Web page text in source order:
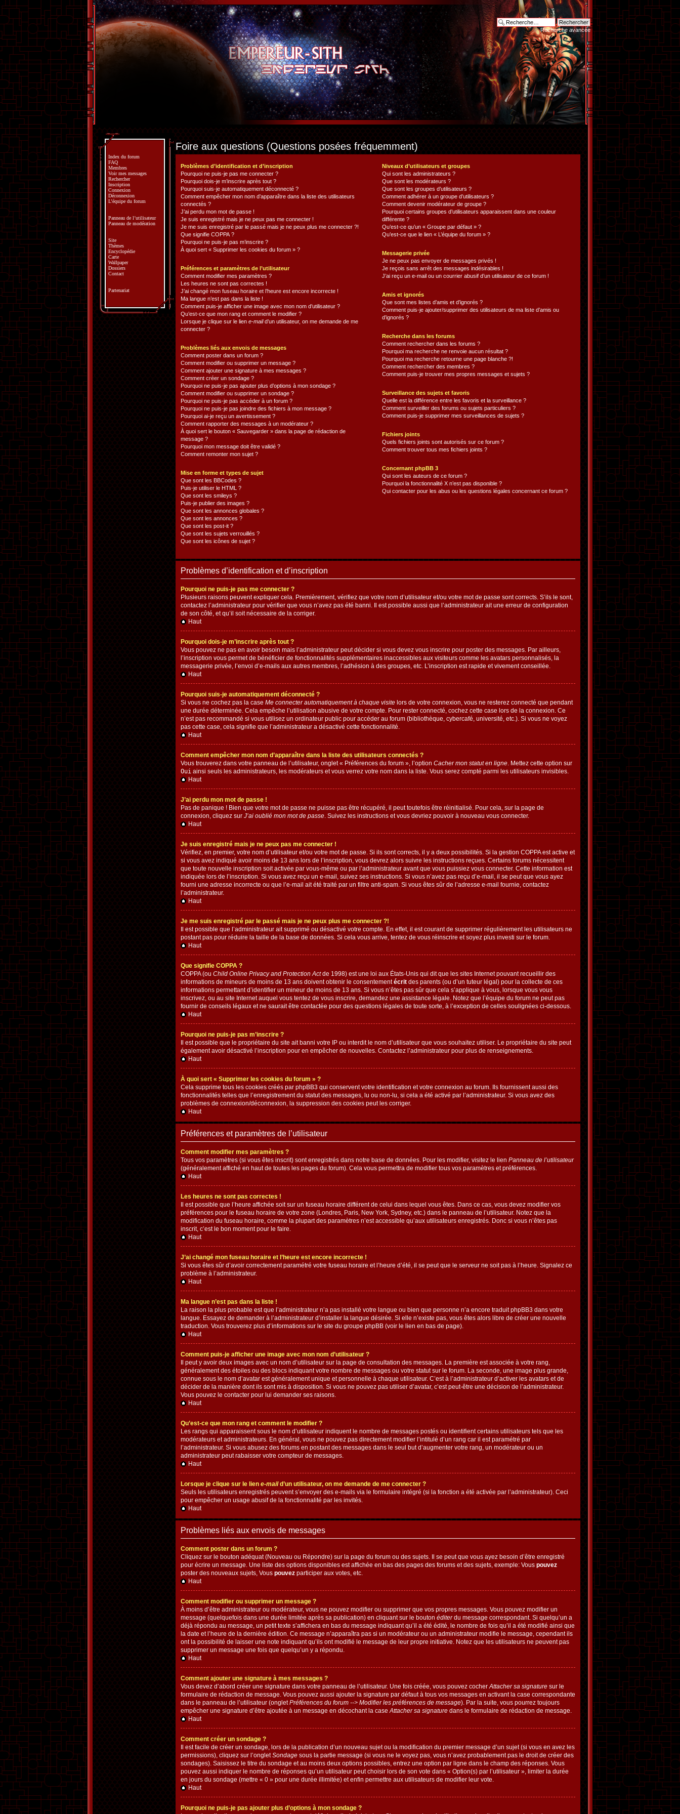
Recherche avancée
Foire aux questions (Questions posées fréquemment)
Problèmes d’identification et d’inscription
Pourquoi ne puis-je pas me connecter ?
Pourquoi dois-je m’inscrire après tout ?
Pourquoi suis-je automatiquement déconnecté ?
Comment empêcher mon nom d’apparaître dans la liste des utilisateurs
connectés ?
J’ai perdu mon mot de passe !
Je suis enregistré mais je ne peux pas me connecter !
Je me suis enregistré par le passé mais je ne peux plus me connecter ?!
Que signifie COPPA ?
Pourquoi ne puis-je pas m’inscrire ?
À quoi sert « Supprimer les cookies du forum » ?
Préférences et paramètres de l’utilisateur
Comment modifier mes paramètres ?
Les heures ne sont pas correctes !
J’ai changé mon fuseau horaire et l’heure est encore incorrecte !
Ma langue n’est pas dans la liste !
Comment puis-je afficher une image avec mon nom d’utilisateur ?
Qu’est-ce que mon rang et comment le modifier ?
Lorsque je clique sur le lien e-maild’un utilisateur, on me demande de me
connecter ?
Problèmes liés aux envois de messages
Comment poster dans un forum ?
Comment modifier ou supprimer un message ?
Comment ajouter une signature à mes messages ?
Comment créer un sondage ?
Pourquoi ne puis-je pas ajouter plus d’options à mon sondage ?
Comment modifier ou supprimer un sondage ?
Pourquoi ne puis-je pas accéder à un forum ?
Pourquoi ne puis-je pas joindre des fichiers à mon message ?
Pourquoi ai-je reçu un avertissement ?
Comment rapporter des messages à un modérateur ?
À quoi sert le bouton « Sauvegarder » dans la page de rédaction de
message ?
Pourquoi mon message doit être validé ?
Comment remonter mon sujet ?
Mise en forme et types de sujet
Que sont les BBCodes ?
Puis-je utiliser le HTML ?
Que sont les smileys ?
Puis-je publier des images ?
Que sont les annonces globales ?
Que sont les annonces ?
Que sont les post-it ?
Que sont les sujets verrouillés ?
Que sont les icônes de sujet ?
Niveaux d’utilisateurs et groupes
Qui sont les administrateurs ?
Que sont les modérateurs ?
Que sont les groupes d’utilisateurs ?
Comment adhérer à un groupe d’utilisateurs ?
Comment devenir modérateur de groupe ?
Pourquoi certains groupes d’utilisateurs apparaissent dans une couleur
différente ?
Qu’est-ce qu’un « Groupe par défaut » ?
Qu’est-ce que le lien « L’équipe du forum » ?
Messagerie privée
Je ne peux pas envoyer de messages privés !
Je reçois sans arrêt des messages indésirables !
J’ai reçu un e-mail ou un courrier abusif d’un utilisateur de ce forum !
Amis et ignorés
Que sont mes listes d’amis et d’ignorés ?
Comment puis-je ajouter/supprimer des utilisateurs de ma liste d’amis ou
d’ignorés ?
Recherche dans les forums
Comment rechercher dans les forums ?
Pourquoi ma recherche ne renvoie aucun résultat ?
Pourquoi ma recherche retourne une page blanche ?!
Comment rechercher des membres ?
Comment puis-je trouver mes propres messages et sujets ?
Surveillance des sujets et favoris
Quelle est la différence entre les favoris et la surveillance ?
Comment surveiller des forums ou sujets particuliers ?
Comment puis-je supprimer mes surveillances de sujets ?
Fichiers joints
Quels fichiers joints sont autorisés sur ce forum ?
Comment trouver tous mes fichiers joints ?
Concernant phpBB 3
Qui sont les auteurs de ce forum ?
Pourquoi la fonctionnalité X n’est pas disponible ?
Qui contacter pour les abus ou les questions légales concernant ce forum ?
Problèmes d’identification et d’inscription
Pourquoi ne puis-je pas me connecter ?
Plusieurs raisons peuvent expliquer cela. Premièrement, vérifiez que votre nom d’utilisateur et/ou votre mot de passe sont corrects. S’ils le sont,
contactez l’administrateur pour vérifier que vous n’avez pas été banni. Il est possible aussi que l’administrateur ait une erreur de configuration
de son côté, et qu’il soit nécessaire de la corriger.
Haut
Pourquoi dois-je m’inscrire après tout ?
Vous pouvez ne pas en avoir besoin mais l’administrateur peut décider si vous devez vous inscrire pour poster des messages. Par ailleurs,
l’inscription vous permet de bénéficier de fonctionnalités supplémentaires inaccessibles aux visiteurs comme les avatars personnalisés, la
messagerie privée, l’envoi d’e-mails aux autres membres, l’adhésion à des groupes, etc. L’inscription est rapide et vivement conseillée.
Haut
Pourquoi suis-je automatiquement déconnecté ?
Si vous ne cochez pas la case Me connecter automatiquement à chaque visite lors de votre connexion, vous ne resterez connecté que pendant
une durée déterminée. Cela empêche l’utilisation abusive de votre compte. Pour rester connecté, cochez cette case lors de la connexion. Ce
n’est pas recommandé si vous utilisez un ordinateur public pour accéder au forum (bibliothèque, cybercafé, université, etc.). Si vous ne voyez
pas cette case, cela signifie que l’administrateur a désactivé cette fonctionnalité.
Haut
Comment empêcher mon nom d’apparaître dans la liste des utilisateurs connectés ?
Vous trouverez dans votre panneau de l’utilisateur, onglet « Préférences du forum », l’option Cacher mon statut en ligne. Mettez cette option sur
Oui ainsi seuls les administrateurs, les modérateurs et vous verrez votre nom dans la liste. Vous serez compté parmi les utilisateurs invisibles.
Haut
J’ai perdu mon mot de passe !
Pas de panique ! Bien que votre mot de passe ne puisse pas être récupéré, il peut toutefois être réinitialisé. Pour cela, sur la page de
connexion, cliquez sur J’ai oublié mon mot de passe. Suivez les instructions et vous devriez pouvoir à nouveau vous connecter.
Haut
Je suis enregistré mais je ne peux pas me connecter !
Vérifiez, en premier, votre nom d’utilisateur et/ou votre mot de passe. Si ils sont corrects, il y a deux possibilités. Si la gestion COPPA est active et
si vous avez indiqué avoir moins de 13 ans lors de l’inscription, vous devrez alors suivre les instructions reçues. Certains forums nécessitent
que toute nouvelle inscription soit activée par vous-même ou par l’administrateur avant que vous puissiez vous connecter. Cette information est
indiquée lors de l’inscription. Si vous avez reçu un e-mail, suivez ses instructions. Si vous n’avez pas reçu d’e-mail, il se peut que vous ayez
fourni une adresse incorrecte ou que l’e-mail ait été traité par un filtre anti-spam. Si vous êtes sûr de l’adresse e-mail fournie, contactez
l’administrateur.
Haut
Je me suis enregistré par le passé mais je ne peux plus me connecter ?!
Il est possible que l’administrateur ait supprimé ou désactivé votre compte. En effet, il est courant de supprimer régulièrement les utilisateurs ne
postant pas pour réduire la taille de la base de données. Si cela vous arrive, tentez de vous réinscrire et soyez plus investi sur le forum.
Haut
Que signifie COPPA ?
COPPA (ou Child Online Privacy and Protection Actde 1998) est une loi aux États-Unis qui dit que les sites Internet pouvant recueillir des
informations de mineurs de moins de 13 ans doivent obtenir le consentementécrit des parents (ou d’un tuteur légal) pour la collecte de ces
informations permettant d’identifier un mineur de moins de 13 ans. Si vous n’êtes pas sûr que cela s’applique à vous, lorsque vous vous
inscrivez, ou au site Internet auquel vous tentez de vous inscrire, demandez une assistance légale. Notez que l’équipe du forum ne peut pas
fournir de conseils légaux et ne saurait être contactée pour des questions légales de toute sorte, à l’exception de celles soulignées ci-dessous.
Haut
Pourquoi ne puis-je pas m’inscrire ?
Il est possible que le propriétaire du site ait banni votre IP ou interdit le nom d’utilisateur que vous souhaitez utiliser. Le propriétaire du site peut
également avoir désactivé l’inscription pour en empêcher de nouvelles. Contactez l’administrateur pour plus de renseignements.
Haut
À quoi sert « Supprimer les cookies du forum » ?
Cela supprime tous les cookies créés par phpBB3 qui conservent votre identification et votre connexion au forum. Ils fournissent aussi des
fonctionnalités telles que l’enregistrement du statut des messages, lu ou non-lu, si cela a été activé par l’administrateur. Si vous avez des
problèmes de connexion/déconnexion, la suppression des cookies peut les corriger.
Haut
Préférences et paramètres de l’utilisateur
Comment modifier mes paramètres ?
Tous vos paramètres (si vous êtes inscrit) sont enregistrés dans notre base de données. Pour les modifier, visitez le lien Panneau de l’utilisateur
(généralement affiché en haut de toutes les pages du forum). Cela vous permettra de modifier tous vos paramètres et préférences.
Haut
Les heures ne sont pas correctes !
Il est possible que l’heure affichée soit sur un fuseau horaire différent de celui dans lequel vous êtes. Dans ce cas, vous devez modifier vos
préférences pour le fuseau horaire de votre zone (Londres, Paris, New York, Sydney, etc.) dans le panneau de l’utilisateur. Notez que la
modification du fuseau horaire, comme la plupart des paramètres n’est accessible qu’aux utilisateurs enregistrés. Donc si vous n’êtes pas
inscrit, c’est le bon moment pour le faire.
Haut
J’ai changé mon fuseau horaire et l’heure est encore incorrecte !
Si vous êtes sûr d’avoir correctement paramétré votre fuseau horaire et l’heure d’été, il se peut que le serveur ne soit pas à l’heure. Signalez ce
problème à l’administrateur.
Haut
Ma langue n’est pas dans la liste !
La raison la plus probable est que l’administrateur n’a pas installé votre langue ou bien que personne n’a encore traduit phpBB3 dans votre
langue. Essayez de demander à l’administrateur d’installer la langue désirée. Si elle n’existe pas, vous êtes alors libre de créer une nouvelle
traduction. Vous trouverez plus d’informations sur le site du groupe phpBB (voir le lien en bas de page).
Haut
Comment puis-je afficher une image avec mon nom d’utilisateur ?
Il peut y avoir deux images avec un nom d’utilisateur sur la page de consultation des messages. La première est associée à votre rang,
généralement des étoiles ou des blocs indiquant votre nombre de messages ou votre statut sur le forum. La seconde, une image plus grande,
connue sous le nom d’avatar est généralement unique et personnelle à chaque utilisateur. C’est à l’administrateur d’activer les avatars et de
décider de la manière dont ils sont mis à disposition. Si vous ne pouvez pas utiliser d’avatar, c’est peut-être une décision de l’administrateur.
Vous pouvez le contacter pour lui demander ses raisons.
Haut
Qu’est-ce que mon rang et comment le modifier ?
Les rangs qui apparaissent sous le nom d’utilisateur indiquent le nombre de messages postés ou identifient certains utilisateurs tels que les
modérateurs et administrateurs. En général, vous ne pouvez pas directement modifier l’intitulé d’un rang car il est paramétré par
l’administrateur. Si vous abusez des forums en postant des messages dans le seul but d’augmenter votre rang, un modérateur ou un
administrateur peut rabaisser votre compteur de messages.
Haut
Lorsque je clique sur le lien e-maild’un utilisateur, on me demande de me connecter ?
Seuls les utilisateurs enregistrés peuvent s’envoyer des e-mails via le formulaire intégré (si la fonction a été activée par l’administrateur). Ceci
pour empêcher un usage abusif de la fonctionnalité par les invités.
Haut
Problèmes liés aux envois de messages
Comment poster dans un forum ?
Cliquez sur le bouton adéquat (Nouveau ou Répondre) sur la page du forum ou des sujets. Il se peut que vous ayez besoin d’être enregistré
pour écrire un message. Une liste des options disponibles est affichée en bas des pages des forums et des sujets, exemple: Vous pouvez
poster des nouveaux sujets, Vous pouvez participer aux votes, etc.
Haut
Comment modifier ou supprimer un message ?
À moins d’être administrateur ou modérateur, vous ne pouvez modifier ou supprimer que vos propres messages. Vous pouvez modifier un
message (quelquefois dans une durée limitée après sa publication) en cliquant sur le bouton éditerdu message correspondant. Si quelqu’un a
déjà répondu au message, un petit texte s’affichera en bas du message indiquant qu’il a été édité, le nombre de fois qu’il a été modifié ainsi que
la date et l’heure de la dernière édition. Ce message n’apparaîtra pas si un modérateur ou un administrateur modifie le message, cependant ils
ont la possibilité de laisser une note indiquant qu’ils ont modifié le message de leur propre initiative. Notez que les utilisateurs ne peuvent pas
supprimer un message une fois que quelqu’un y a répondu.
Haut
Comment ajouter une signature à mes messages ?
Vous devez d’abord créer une signature dans votre panneau de l’utilisateur. Une fois créée, vous pouvez cocherAttacher sa signature sur le
formulaire de rédaction de message. Vous pouvez aussi ajouter la signature par défaut à tous vos messages en activant la case correspondante
dans le panneau de l’utilisateur (ongletPréférences du forum --> Modifier les préférences de message). Par la suite, vous pourrez toujours
empêcher une signature d’être ajoutée à un message en décochant la caseAttacher sa signature dans le formulaire de rédaction de message.
Haut
Comment créer un sondage ?
Il est facile de créer un sondage, lors de la publication d’un nouveau sujet ou la modification du premier message d’un sujet (si vous en avez les
permissions), cliquez sur l’ongletSondage sous la partie message (si vous ne le voyez pas, vous n’avez probablement pas le droit de créer des
sondages). Saisissez le titre du sondage et au moins deux options possibles, entrez une option par ligne dans le champ des réponses. Vous
pouvez aussi indiquer le nombre de réponses qu’un utilisateur peut choisir lors de son vote dans « Option(s) par l’utilisateur », limiter la durée
en jours du sondage (mettre « 0 » pour une durée illimitée) et enfin permettre aux utilisateurs de modifier leur vote.
Haut
Pourquoi ne puis-je pas ajouter plus d’options à mon sondage ?
Index du forum
FAQ
Membres
Voir mes messages
Rechercher
Inscription
Connexion
Déconnexion
L’équipe du forum
Panneau de l’utilisateur
Panneau de modération
Site
Thèmes
Encyclopédie
Carte
Wallpaper
Dossiers
Contact
Partenariat